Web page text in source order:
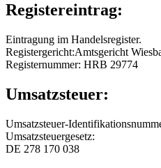
Registereintrag:
Eintragung im Handelsregister.
Registergericht:Amtsgericht
Registernummer: HRB 29774
Umsatzsteuer:
Umsatzsteuer-
Umsatzsteuergesetz:
DE 278 170 038